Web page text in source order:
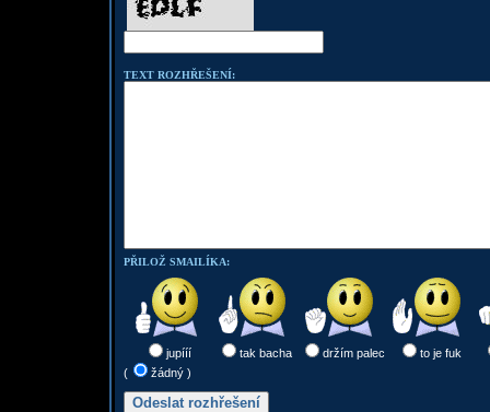
TEXT ROZHŘEŠENÍ:
PŘILOŽ SMAILÍKA:
jupííí tak bacha držím palec
to je fuk
(
žádný )